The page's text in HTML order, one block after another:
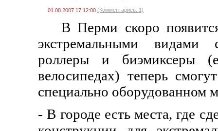
01.08.2007 17:12:00 (Комментариев: 1)
В Перми скоро
экстремальными видами
роллеры и биэмиксеры
велосипедах) теперь
специально оборудованном
- В городе есть места, где